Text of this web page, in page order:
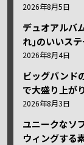
2026年8月5日
デュオアルバ
れ｣のいいス
2026年8月4日
ビッグバンド
で大盛り上がり
2026年8月3日
ユニークなソ
ウィングする